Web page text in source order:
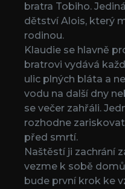
bratra Tobiho.
dětství Alois, který
rodinou.
Klaudie se hlavně
bratrovi vydává
ulic plných bláta a
vodu na další dny
se večer zahřáli.
rozhodne
před smrtí.
Naštěstí ji zachrání
vezme k sobě
bude první krok ke